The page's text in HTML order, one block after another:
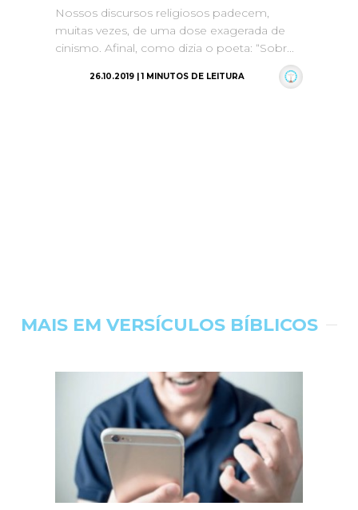
Nossos discursos religiosos padecem,
muitas vezes, de uma dose exagerada de
cinismo. Afinal, como dizia o poeta: “Sobr...
26.10.2019 | 1 MINUTOS DE LEITURA
MAIS EM VERSÍCULOS BÍBLICOS